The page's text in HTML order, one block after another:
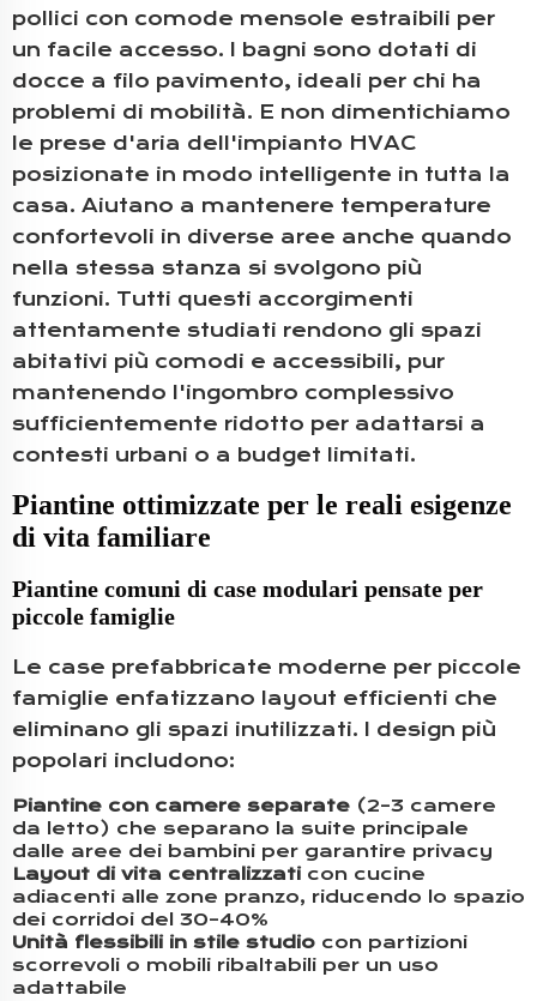
pollici con comode mensole estraibili per
un facile accesso. I bagni sono dotati di
docce a filo pavimento, ideali per chi ha
problemi di mobilità. E non dimentichiamo
le prese d'aria dell'impianto HVAC
posizionate in modo intelligente in tutta la
casa. Aiutano a mantenere temperature
confortevoli in diverse aree anche quando
nella stessa stanza si svolgono più
funzioni. Tutti questi accorgimenti
attentamente studiati rendono gli spazi
abitativi più comodi e accessibili, pur
mantenendo l'ingombro complessivo
sufficientemente ridotto per adattarsi a
contesti urbani o a budget limitati.
Piantine ottimizzate per le reali esigenze
di vita familiare
Piantine comuni di case modulari pensate per
piccole famiglie
Le case prefabbricate moderne per piccole
famiglie enfatizzano layout efficienti che
eliminano gli spazi inutilizzati. I design più
popolari includono:
Piantine con camere separate (2–3 camere
da letto) che separano la suite principale
dalle aree dei bambini per garantire privacy
Layout di vita centralizzati con cucine
adiacenti alle zone pranzo, riducendo lo spazio
dei corridoi del 30–40%
Unità flessibili in stile studio con partizioni
scorrevoli o mobili ribaltabili per un uso
adattabile